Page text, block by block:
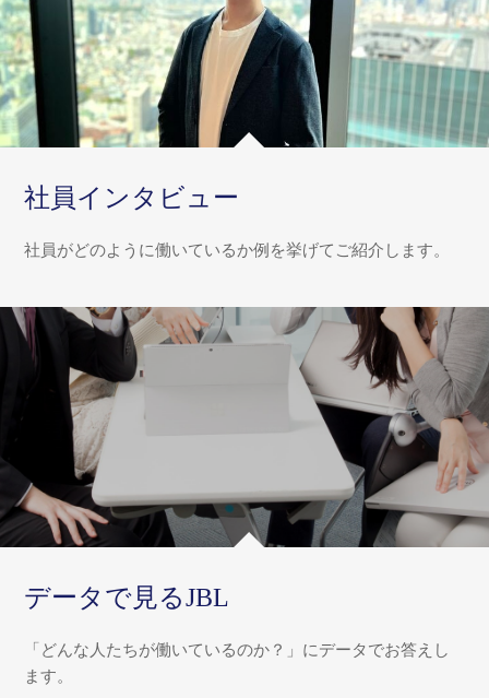
社員インタビュー
社員がどのように働いているか例を挙げてご紹介します。
データで見るJBL
「どんな人たちが働いているのか？」にデータでお答えし
ます。